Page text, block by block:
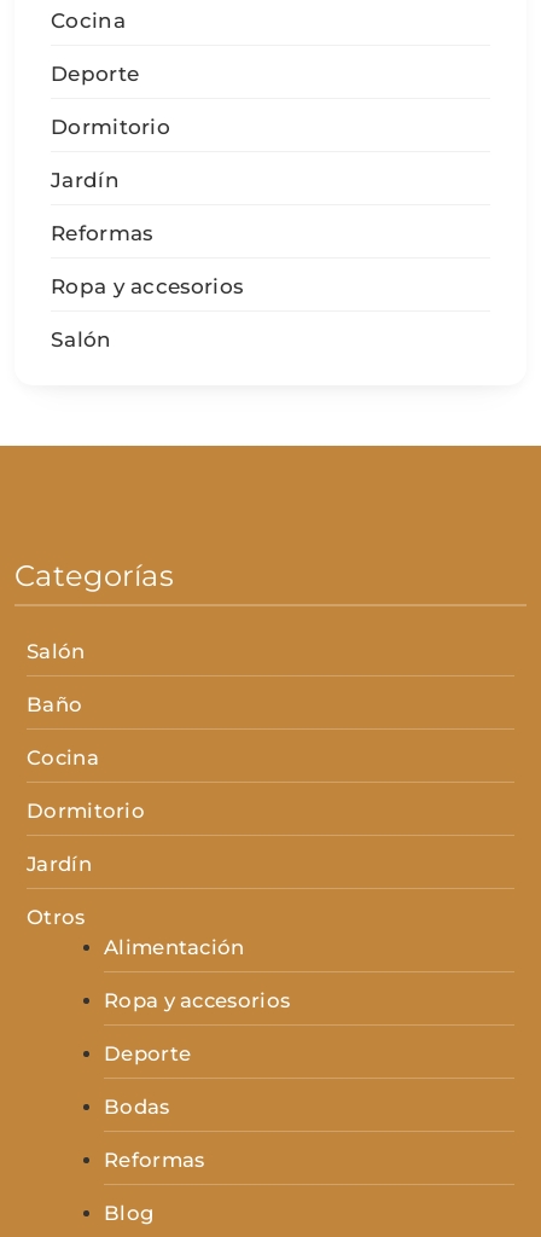
Cocina
Deporte
Dormitorio
Jardín
Reformas
Ropa y accesorios
Salón
Categorías
Salón
Baño
Cocina
Dormitorio
Jardín
Otros
Alimentación
Ropa y accesorios
Deporte
Bodas
Reformas
Blog